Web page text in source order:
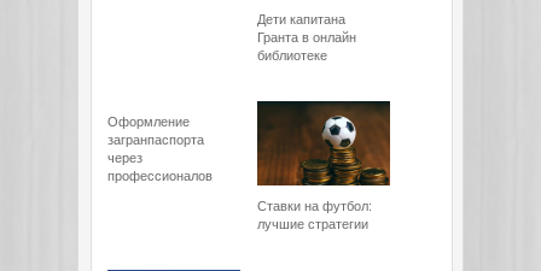
Дети капитана
Гранта в онлайн
библиотеке
Оформление
загранпаспорта
через
профессионалов
Ставки на футбол:
лучшие стратегии